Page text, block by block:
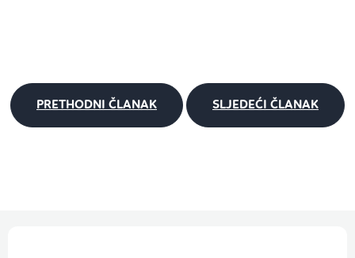
PRETHODNI ČLANAK SLJEDEĆI ČLANAK